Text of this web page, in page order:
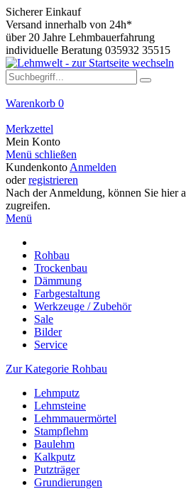
Sicherer Einkauf
Versand innerhalb von 24h*
über 20 Jahre Lehmbauerfahrung
individuelle Beratung 035932 35515
Warenkorb 0
Merkzettel
Mein Konto
Menü schließen
Kundenkonto Anmelden
oderregistrieren
Nach der Anmeldung, können Sie hier
zugreifen.
Menü
Rohbau
Trockenbau
Dämmung
Farbgestaltung
Werkzeuge / Zubehör
Sale
Bilder
Service
Zur Kategorie Rohbau
Lehmputz
Lehmsteine
Lehmmauermörtel
Stampflehm
Baulehm
Kalkputz
Putzträger
Grundierungen